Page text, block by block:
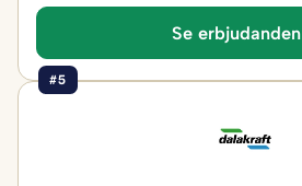
Se erbjudanden
#5